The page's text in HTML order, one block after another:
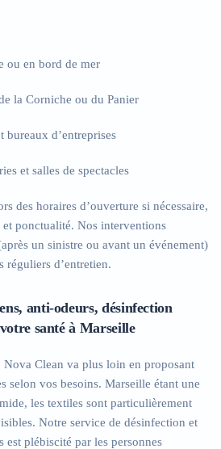
ou en bord de mer
la Corniche ou du Panier
bureaux d’entreprises
et salles de spectacles
des horaires d’ouverture si nécessaire,
ponctualité. Nos interventions
un sinistre ou avant un événement)
réguliers d’entretien.
anti-odeurs, désinfection
santé à Marseille
Clean va plus loin en proposant
selon vos besoins. Marseille étant une
les textiles sont particulièrement
Notre service de désinfection et
est plébiscité par les personnes